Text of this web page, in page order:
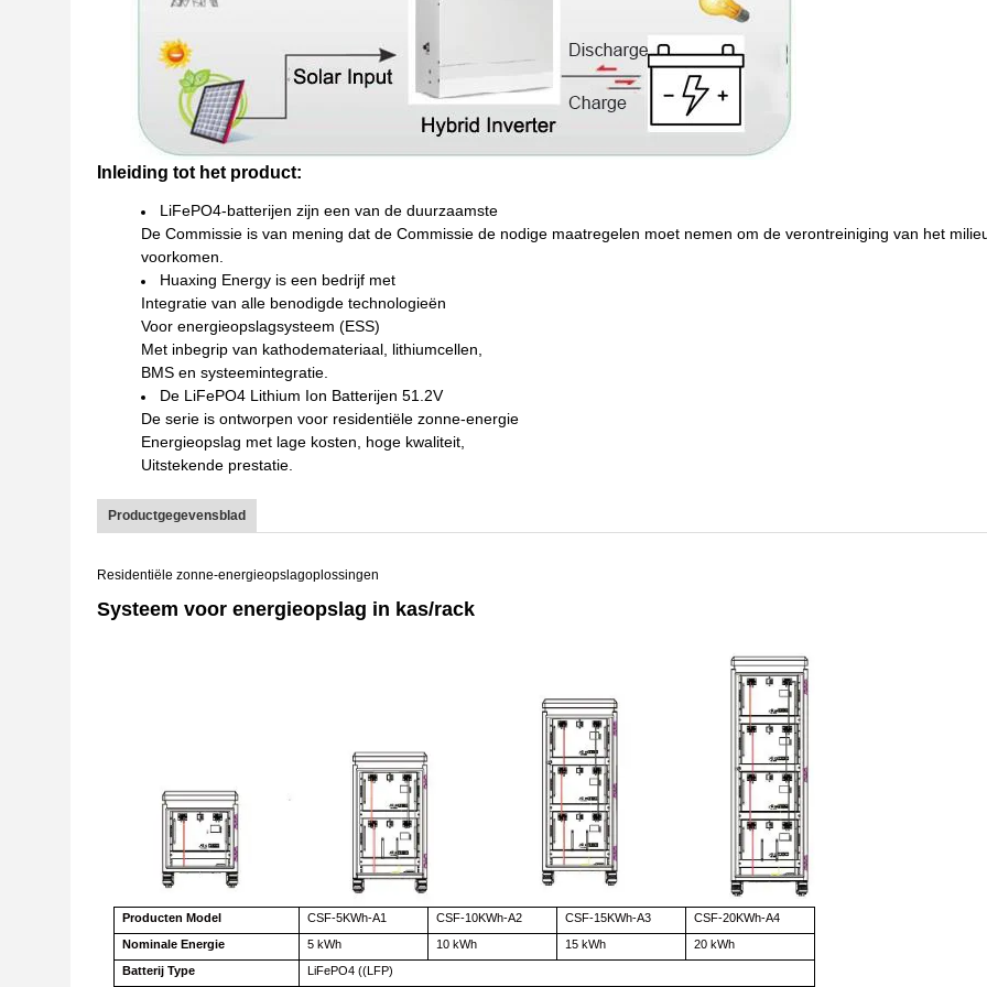
Inleiding tot het product:
LiFePO4-batterijen zijn een van de duurzaamste
De Commissie is van mening dat de Commissie de nodige maatregelen moet nemen om de verontreiniging van het
voorkomen.
Huaxing Energy is een bedrijf met
Integratie van alle benodigde technologieën
Voor energieopslagsysteem (ESS)
Met inbegrip van kathodemateriaal, lithiumcellen,
BMS en systeemintegratie.
De LiFePO4 Lithium Ion Batterijen 51.2V
De serie is ontworpen voor residentiële zonne-energie
Energieopslag met lage kosten, hoge kwaliteit,
Uitstekende prestatie.
Productgegevensblad
Residentiële zonne-energieopslagoplossingen
Systeem voor energieopslag in kas/rack
Producten Model CSF-5KWh-A1 CSF-10KWh-A2 CSF-15KWh-A3
CSF-20KWh-A4
Nominale Energie 5 kWh 10 kWh 15 kWh
20 kWh
Batterij Type LiFePO4 ((LFP)